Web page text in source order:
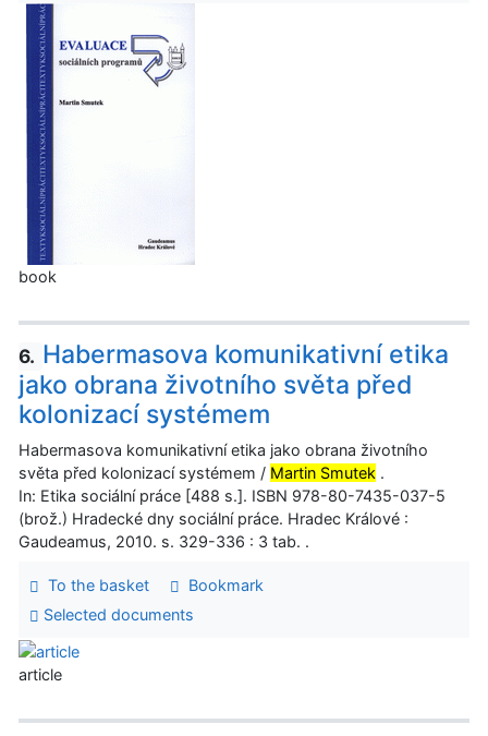
book
6. Habermasova komunikativní etika
jako obrana životního světa před
kolonizací systémem
Habermasova komunikativní etika jako obrana životního
světa před kolonizací systémem / Martin Smutek .
In: Etika sociální práce [488 s.]. ISBN 978-80-7435-037-5
(brož.) Hradecké dny sociální práce. Hradec Králové :
Gaudeamus, 2010. s. 329-336 : 3 tab. .
To the basket
Bookmark
Selected documents
article